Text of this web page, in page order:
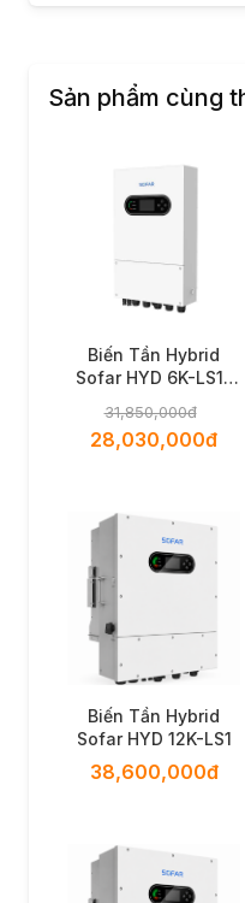
Sản phẩm cùng
Biến Tần Hybrid
Sofar HYD 6K-LS1-
31,850,000đ
28,030,000đ
Biến Tần Hybrid
Sofar HYD 12K-LS1
38,600,000đ